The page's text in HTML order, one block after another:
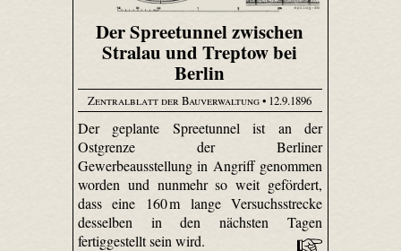
Der Spreetunnel zwischen
Stralau und Treptow bei
Berlin
Zentralblatt der Bauverwaltung• 12.9.1896
Der geplante Spree­tunnel ist an der
Ostgrenze der Berliner
Gewerbeausstellung in Angriff genommen
worden und nunmehr so weit gefördert,
dass eine 160 m lange Versuchsstrecke
desselben in den nächsten Tagen
fertiggestellt sein wird.